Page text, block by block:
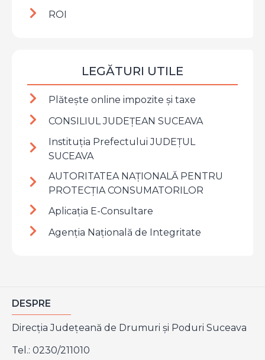
ROI
LEGĂTURI UTILE
Plătește online impozite şi taxe
CONSILIUL JUDEȚEAN SUCEAVA
Instituția Prefectului JUDEȚUL
SUCEAVA
AUTORITATEA NAȚIONALĂ PENTRU
PROTECȚIA CONSUMATORILOR
Aplicația E-Consultare
Agenția Națională de Integritate
DESPRE
Direcţia Judeţeană de Drumuri şi Poduri Suceava
Tel.: 0230/211010